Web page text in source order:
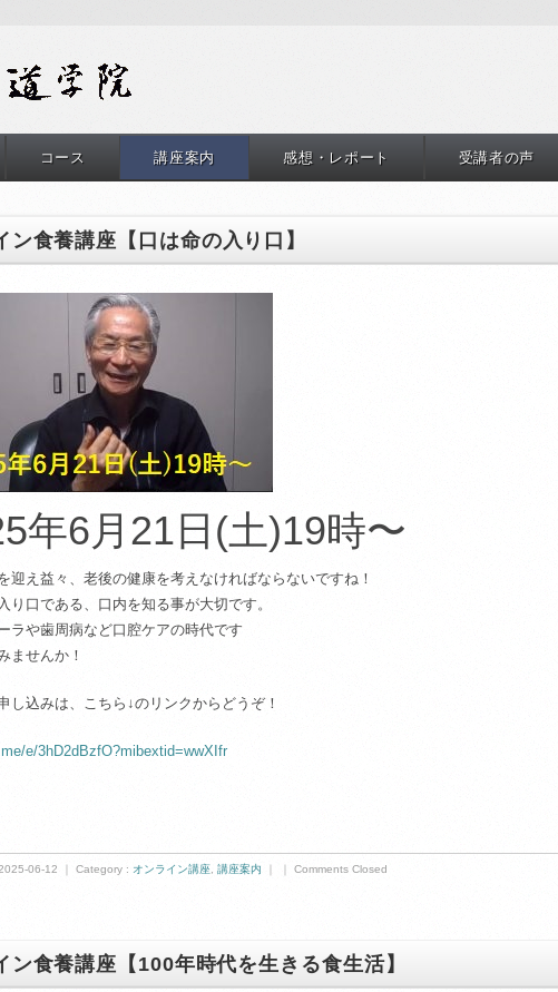
コース 講座案内 感想・レポート 受講者の声
ン食養講座【口は命の入り口】
年6月21日(土)19時〜
迎え益々、老後の健康を考えなければならないですね！
り口である、口内を知る事が大切です。
ラや歯周病など口腔ケアの時代です
ませんか！
し込みは、こちら↓のリンクからどうぞ！
e/3hD2dBzfO?mibextid=wwXIfr
06-12 ｜ Category : オンライン講座 講座案内 Comments Closed
ン食養講座【100年時代を生きる食生活】